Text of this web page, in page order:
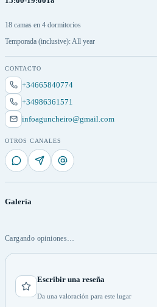
18 camas en 4 dormitorios
Temporada (inclusive): All year
CONTACTO
+34665840774
+34986361571
infoaguncheiro@gmail.com
OTROS CANALES
Galería
Cargando opiniones…
Escribir una reseña
Da una valoración para este lugar